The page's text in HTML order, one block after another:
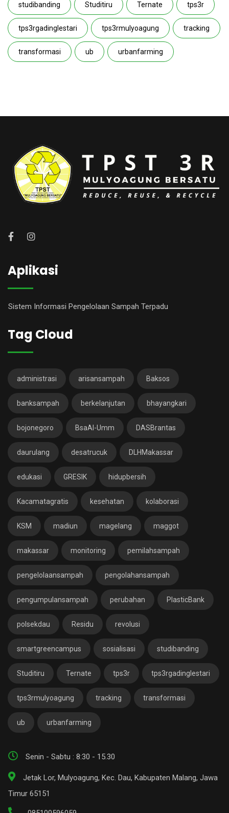
studibanding Studitiru Ternate tps3r
tps3rgadinglestari tps3rmulyoagung tracking
transformasi ub urbanfarming
Aplikasi
Sistem Informasi Pengelolaan Sampah Terpadu
Tag Cloud
administrasi arisansampah Baksos
banksampah berkelanjutan bhayangkari
bojonegoro BsaAl-Umm DASBrantas
daurulang desatrucuk DLHMakassar
edukasi GRESIK hidupbersih
Kacamatagratis kesehatan kolaborasi
KSM madiun magelang maggot
makassar monitoring pemilahsampah
pengelolaansampah pengolahansampah
pengumpulansampah perubahan PlasticBank
polsekdau Residu revolusi
smartgreencampus sosialisasi studibanding
Studitiru Ternate tps3r tps3rgadinglestari
tps3rmulyoagung tracking transformasi
ub urbanfarming
Senin - Sabtu : 8:30 - 15.30
Jetak Lor, Mulyoagung, Kec. Dau, Kabupaten Malang, Jawa
Timur 65151